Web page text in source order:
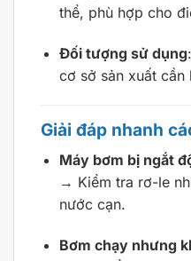
thể, phù hợp cho
Đối tượng sử dụng
cơ sở sản xuất
Giải đáp nhanh
Máy bơm bị ngắt
→ Kiểm tra rơ-le
nước cạn.
Bơm chạy nhưng